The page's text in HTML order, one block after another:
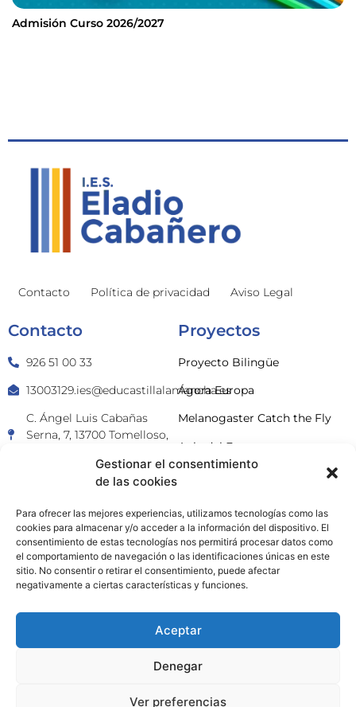
Gestionar el consentimiento
de las cookies
Para ofrecer las mejores experiencias, utilizamos tecnologías como las
cookies para almacenar y/o acceder a la información del dispositivo. El
consentimiento de estas tecnologías nos permitirá procesar datos como
el comportamiento de navegación o las identificaciones únicas en este
sitio. No consentir o retirar el consentimiento, puede afectar
negativamente a ciertas características y funciones.
Aceptar
Denegar
Ver preferencias
Admisión Curso 2026/2027
Contacto Política de privacidad Aviso Legal
Contacto
926 51 00 33
13003129.ies@educastillalamancha.es
C. Ángel Luis Cabañas
Serna, 7, 13700 Tomelloso,
Proyectos
Proyecto Bilingüe
Ágora Europa
Melanogaster Catch the Fly
Aula del Futuro
© 2026 IES Eladio Cabañero. Todos los derechos reservados.
Hecho con ♥ por Brich